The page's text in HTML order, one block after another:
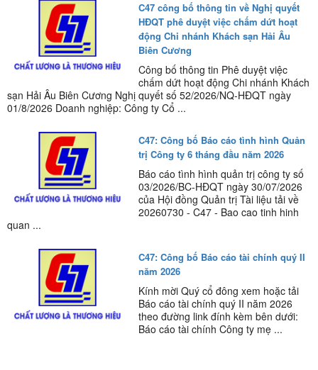
C47 công bố thông tin về Nghị quyết
HĐQT phê duyệt việc chấm dứt hoạt
động Chi nhánh Khách sạn Hải Âu
Biên Cương
Công bố thông tin Phê duyệt việc
chấm dứt hoạt động Chi nhánh Khách
sạn Hải Âu Biên Cương Nghị quyết số 52/2026/NQ-HĐQT ngày
01/8/2026 Doanh nghiệp: Công ty Cổ ...
C47: Công bố Báo cáo tình hình Quản
trị Công ty 6 tháng đầu năm 2026
Báo cáo tình hình quản trị công ty số
03/2026/BC-HĐQT ngày 30/07/2026
của Hội đồng Quản trị Tài liệu tải về
20260730 - C47 - Bao cao tinh hinh
quan ...
C47: Công bố Báo cáo tài chính quý II
năm 2026
Kính mời Quý cổ đông xem hoặc tải
Báo cáo tài chính quý II năm 2026
theo đường link đính kèm bên dưới:
Báo cáo tài chính Công ty mẹ ...